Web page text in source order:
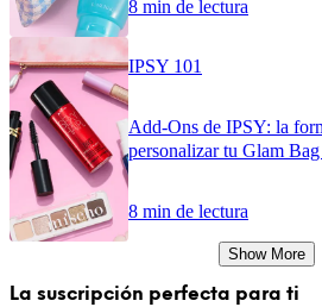
8 min de lectura
IPSY 101
Add-Ons de IPSY: la
personalizar tu Glam Bag
8 min de lectura
Show More
La suscripción perfecta para ti